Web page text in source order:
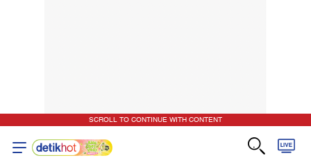
SCROLL TO CONTINUE WITH CONTENT